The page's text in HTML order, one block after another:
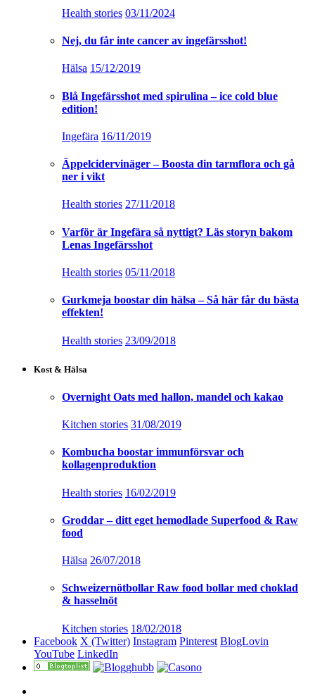
Health stories 03/11/2024
Nej, du får inte cancer av ingefärsshot!
Hälsa 15/12/2019
Blå Ingefärsshot med spirulina – ice cold blue
edition!
Ingefära 16/11/2019
Äppelcidervinäger – Boosta din tarmflora och gå
ner i vikt
Health stories 27/11/2018
Varför är Ingefära så nyttigt? Läs storyn bakom
Lenas Ingefärsshot
Health stories 05/11/2018
Gurkmeja boostar din hälsa – Så här får du bästa
effekten!
Health stories 23/09/2018
Kost & Hälsa
Overnight Oats med hallon, mandel och kakao
Kitchen stories 31/08/2019
Kombucha boostar immunförsvar och
kollagenproduktion
Health stories 16/02/2019
Groddar – ditt eget hemodlade Superfood & Raw
food
Hälsa 26/07/2018
Schweizernötbollar Raw food bollar med choklad
& hasselnöt
Kitchen stories 18/02/2018
Facebook X (Twitter) Instagram Pinterest BlogLovin
YouTube LinkedIn